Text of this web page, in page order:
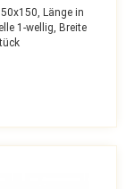
Länge in
1-wellig, Breite